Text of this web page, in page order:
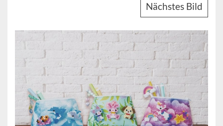
Nächstes Bild